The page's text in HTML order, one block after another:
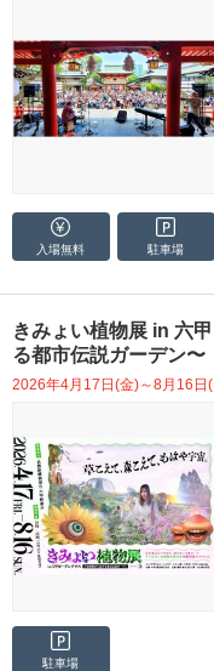
入場無料 駐車場
きみょい植物展 in 六
る都市伝説ガーデン〜
2026年4月17日(金)～8月16日
駐車場